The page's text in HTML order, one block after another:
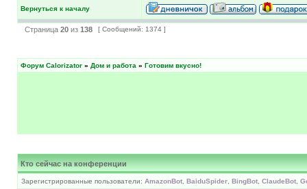
Вернуться к началу
Страница 20 из 138 [ Сообщений: 1374 ]
Форум Calorizator » Дом и работа » Готовим вкусно!
Кто сейчас на конференции
Зарегистрированные пользователи: AmazonBot BaiduSpider BingBot ClaudeBot